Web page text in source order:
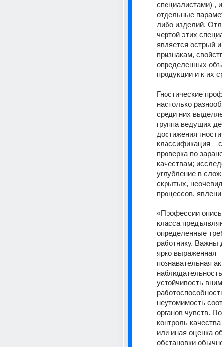
специалистами) ,
отдельные
либо изделий.
чертой этих
является острый
признакам,
определенных
продукции и к их
Гностические
настолько
среди них
группа ведущих
достижения
классификация –
проверка по
качествам;
углубление в
скрытых,
процессов,
«Профессии
класса
определенные
работнику. Важны
ярко выраженная
познавательная
устойчивость
неутомимость
органов чувств.
контроль
или иная оценка
обстановки